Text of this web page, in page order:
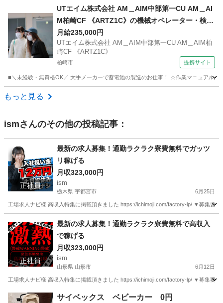
工場 未経験
UTエイム株式会社 AM＿AIM中部第一CU AM＿AI
M柏崎CF 《ARTZ1C》の機械オペレーター・検
査・組立・梱包・運搬 【給与前払いOK】
月給235,000円
UTエイム株式会社 AM＿AIM中部第一CU AM＿AIM柏
崎CF 《ARTZ1C》
柏崎市 提携サイト
■＼未経験・無資格OK／ 大手メーカーで蓄電池の製造のお仕事！ ☆作業マニュアル
新潟 柏崎市
もっと見る
ismさんのその他の投稿記事：
正社員
最新の求人募集！通勤ラクラク寮費無料でガッツ
リ稼げる
月収323,000円
ism
栃木県 宇都宮市 6月25日
工場求人ナビ様 高収入特集に掲載頂きました https://ichimoji.com/factory-lp/ ▼募集要
工場 最新
正社員
最新の求人募集！通勤ラクラク寮費無料で高収入
で稼げる
月収323,000円
ism
山形県 山形市 6月12日
工場求人ナビ様 高収入特集に掲載頂きました https://ichimoji.com/factory-lp/ ▼募集要
山形 山形市 工場 最新
サイベックス ベビーカー 0円